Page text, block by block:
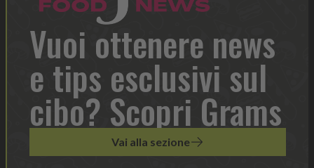
Vuoi ottenere news
e tips esclusivi sul
cibo? Scopri Grams
Vai alla sezione